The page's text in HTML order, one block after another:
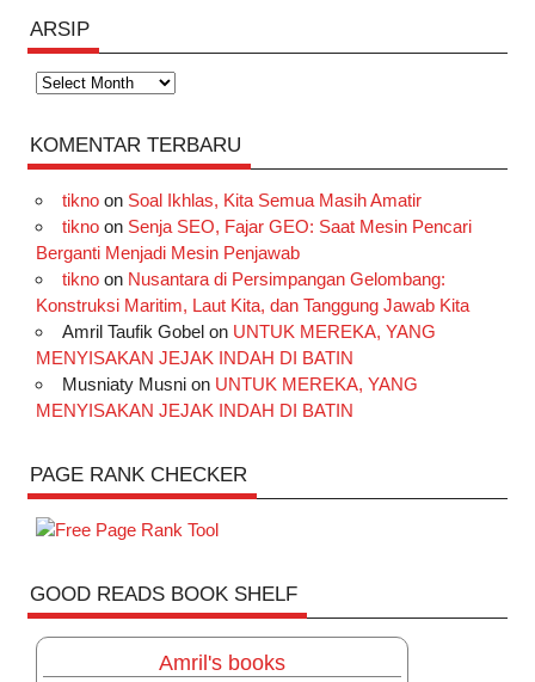
ARSIP
Arsip
KOMENTAR TERBARU
tiknoon Soal Ikhlas, Kita Semua Masih Amatir
tiknoon Senja SEO, Fajar GEO: Saat Mesin Pencari
Berganti Menjadi Mesin Penjawab
tiknoon Nusantara di Persimpangan Gelombang:
Konstruksi Maritim, Laut Kita, dan Tanggung Jawab Kita
Amril Taufik Gobelon UNTUK MEREKA, YANG
MENYISAKAN JEJAK INDAH DI BATIN
Musniaty Musnion UNTUK MEREKA, YANG
MENYISAKAN JEJAK INDAH DI BATIN
PAGE RANK CHECKER
GOOD READS BOOK SHELF
Amril's books